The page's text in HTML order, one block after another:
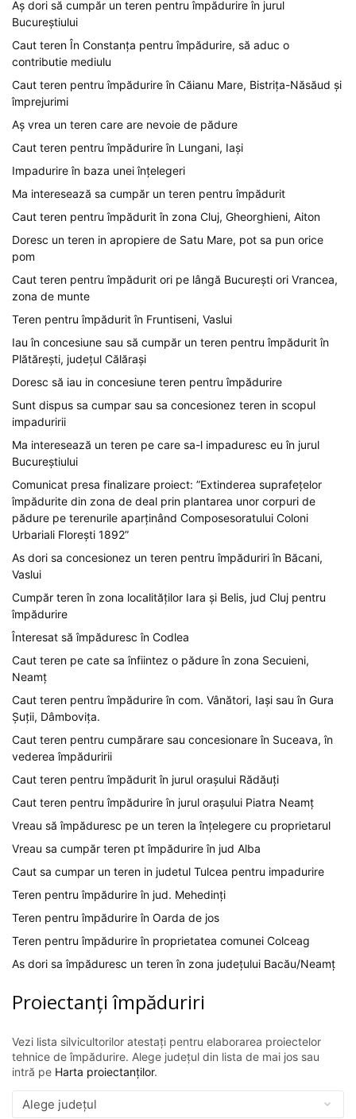
Aș dori să cumpăr un teren pentru împădurire în jurul
Bucureștiului
Caut teren În Constanța pentru împădurire, să aduc o
contributie mediulu
Caut teren pentru împădurire în Căianu Mare, Bistrița-Năsăud și
împrejurimi
Aș vrea un teren care are nevoie de pădure
Caut teren pentru împădurire în Lungani, Iași
Impadurire în baza unei înțelegeri
Ma interesează sa cumpăr un teren pentru împădurit
Caut teren pentru împădurit în zona Cluj, Gheorghieni, Aiton
Doresc un teren in apropiere de Satu Mare, pot sa pun orice
pom
Caut teren pentru împădurit ori pe lângă București ori Vrancea,
zona de munte
Teren pentru împădurit în Fruntiseni, Vaslui
Iau în concesiune sau să cumpăr un teren pentru împădurit în
Plătărești, județul Călărași
Doresc să iau in concesiune teren pentru împădurire
Sunt dispus sa cumpar sau sa concesionez teren in scopul
impaduririi
Ma interesează un teren pe care sa-l impaduresc eu în jurul
Bucureștiului
Comunicat presa finalizare proiect: ”Extinderea suprafețelor
împădurite din zona de deal prin plantarea unor corpuri de
pădure pe terenurile aparținând Composesoratului Coloni
Urbariali Florești 1892”
As dori sa concesionez un teren pentru împăduriri în Băcani,
Vaslui
Cumpăr teren în zona localităților Iara și Belis, jud Cluj pentru
împădurire
Înteresat să împăduresc în Codlea
Caut teren pe cate sa înfiintez o pădure în zona Secuieni,
Neamț
Caut teren pentru împădurire în com. Vânători, Iași sau în Gura
Șuții, Dâmbovița.
Caut teren pentru cumpărare sau concesionare în Suceava, în
vederea împăduririi
Caut teren pentru împădurit în jurul orașului Rădăuți
Caut teren pentru împădurire în jurul orașului Piatra Neamț
Vreau să împăduresc pe un teren la înțelegere cu proprietarul
Vreau sa cumpăr teren pt împădurire în jud Alba
Caut sa cumpar un teren in judetul Tulcea pentru impadurire
Teren pentru împădurire în jud. Mehedinți
Teren pentru împădurire în Oarda de jos
Teren pentru împădurire în proprietatea comunei Colceag
As dori sa împăduresc un teren în zona județului Bacău/Neamț
Proiectanți împăduriri
Vezi lista silvicultorilor atestați pentru elaborarea proiectelor
tehnice de împădurire. Alege județul din lista de mai jos sau
intră pe Harta proiectanților.